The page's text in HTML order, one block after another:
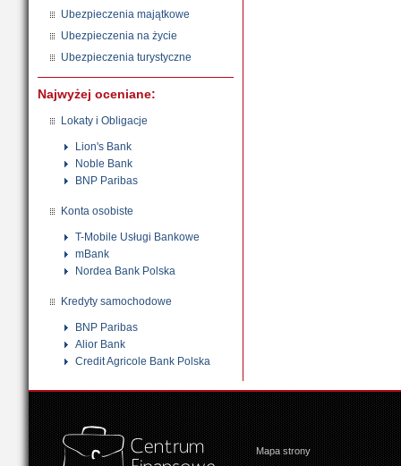
Ubezpieczenia majątkowe
Ubezpieczenia na życie
Ubezpieczenia turystyczne
Najwyżej oceniane:
Lokaty i Obligacje
Lion's Bank
Noble Bank
BNP Paribas
Konta osobiste
T-Mobile Usługi Bankowe
mBank
Nordea Bank Polska
Kredyty samochodowe
BNP Paribas
Alior Bank
Credit Agricole Bank Polska
Mapa strony